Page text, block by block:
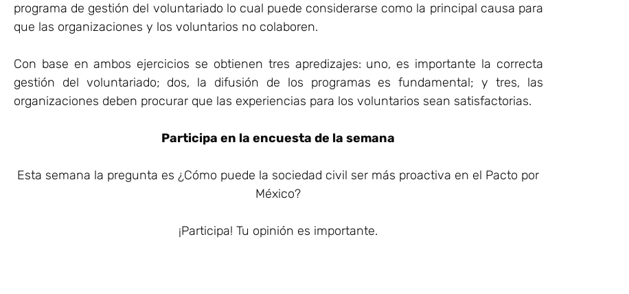
programa de gestión del voluntariado lo cual puede considerarse como la principal causa para
que las organizaciones y los voluntarios no colaboren.
Con base en ambos ejercicios se obtienen tres apredizajes: uno, es importante la correcta
gestión del voluntariado; dos, la difusión de los programas es fundamental; y tres, las
organizaciones deben procurar que las experiencias para los voluntarios sean satisfactorias.
Participa en la encuesta de la semana
Esta semana la pregunta es ¿Cómo puede la sociedad civil ser más proactiva en el Pacto por
México?
¡Participa! Tu opinión es importante.